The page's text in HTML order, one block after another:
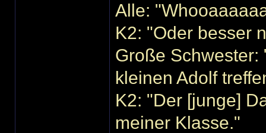
Alle:
K2: "Oder besser
Große
kleinen Adolf
K2: "Der [junge]
meiner Klasse."